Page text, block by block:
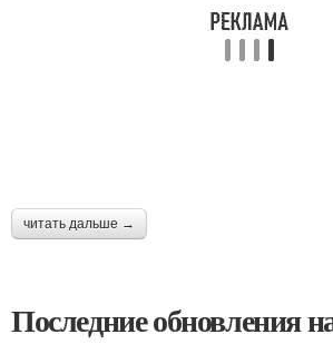
читать дальше →
Последние обновления